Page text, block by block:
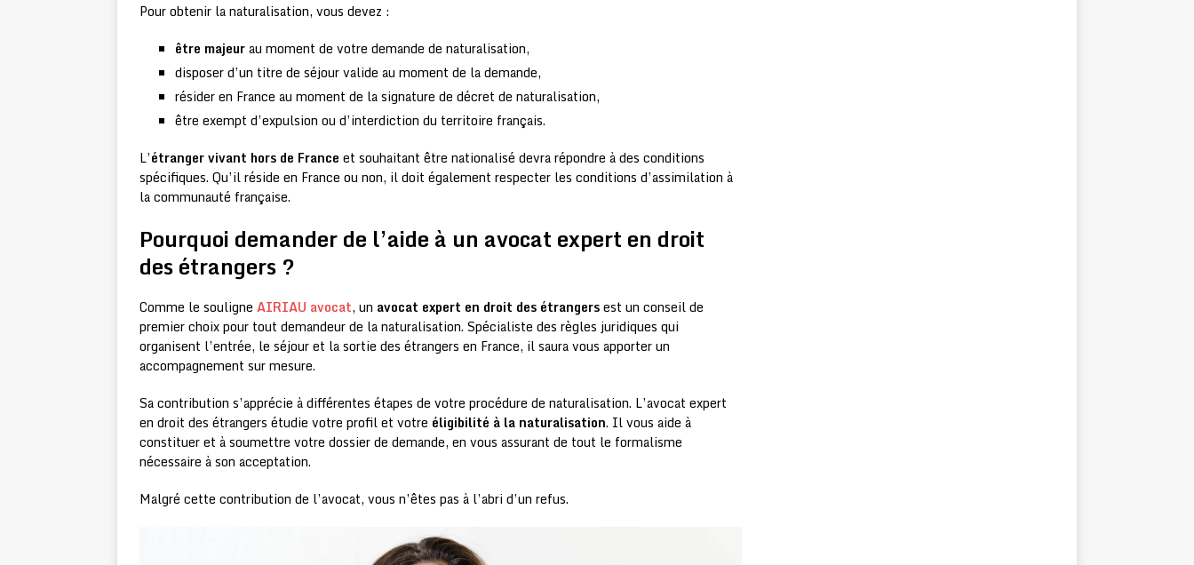
Pour obtenir la naturalisation, vous devez :
être majeurau moment de votre demande de naturalisation,
disposer d’un titre de séjour valide au moment de la demande,
résider en France au moment de la signature de décret de naturalisation,
être exempt d’expulsion ou d’interdiction du territoire français.
L’étranger vivant hors de France et souhaitant être nationalisé devra répondre à des conditions
spécifiques. Qu’il réside en France ou non, il doit également respecter les conditions d’assimilation à
la communauté française.
Pourquoi demander de l’aide à un avocat expert en droit
des étrangers ?
Comme le souligne AIRIAU avocat, un avocat expert en droit des étrangersest un conseil de
premier choix pour tout demandeur de la naturalisation. Spécialiste des règles juridiques qui
organisent l’entrée, le séjour et la sortie des étrangers en France, il saura vous apporter un
accompagnement sur mesure.
Sa contribution s’apprécie à différentes étapes de votre procédure de naturalisation. L’avocat expert
en droit des étrangers étudie votre profil et votre éligibilité à la naturalisation. Il vous aide à
constituer et à soumettre votre dossier de demande, en vous assurant de tout le formalisme
nécessaire à son acceptation.
Malgré cette contribution de l’avocat, vous n’êtes pas à l’abri d’un refus.